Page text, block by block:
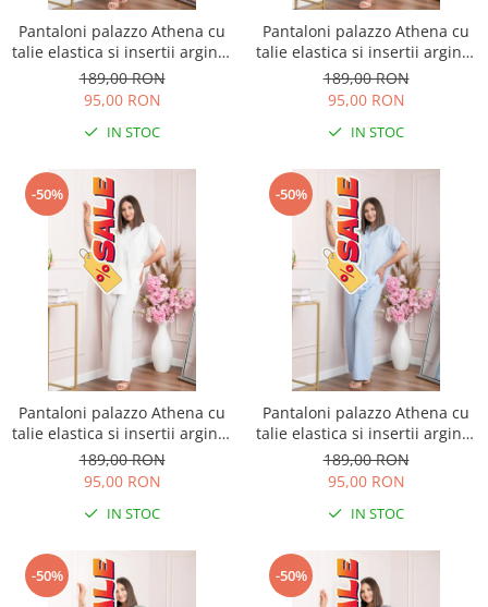
Pantaloni palazzo Athena cu
talie elastica si insertii argintii
- Roz pudrat
189,00 RON
95,00 RON
IN STOC
Pantaloni palazzo Athena cu
talie elastica si insertii argintii
- Lila
189,00 RON
95,00 RON
IN STOC
-50%
Pantaloni palazzo Athena cu
talie elastica si insertii argintii
- Alb
189,00 RON
95,00 RON
IN STOC
-50%
Pantaloni palazzo Athena cu
talie elastica si insertii argintii
- Bleu
189,00 RON
95,00 RON
IN STOC
-50% -50%